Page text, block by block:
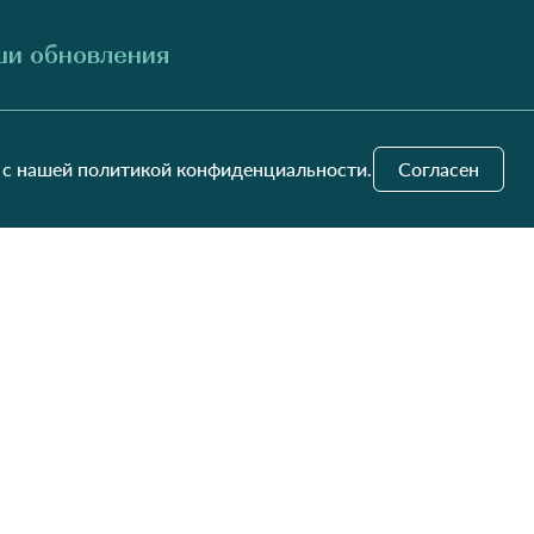
обновления
нашей политикой конфиденциальности.
Согласен